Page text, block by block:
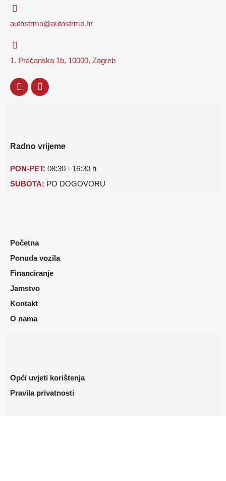
autostrmo@autostrmo.hr
1. Pračanska 1b, 10000, Zagreb
Radno vrijeme
PON-PET: 08:30 - 16:30 h
SUBOTA: PO DOGOVORU
Početna
Ponuda vozila
Financiranje
Jamstvo
Kontakt
O nama
Opći uvjeti korištenja
Pravila privatnosti